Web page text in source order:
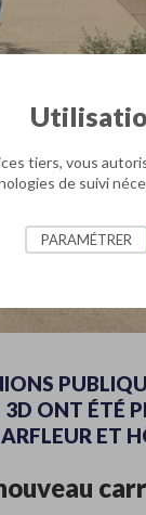
ONT ÉTÉ
ET
tiers, vous
de suivi
PARAMÉTRER